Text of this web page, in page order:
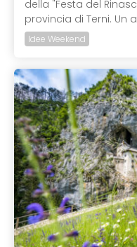
della "Festa del
provincia di Terni. Un
Idee Weekend